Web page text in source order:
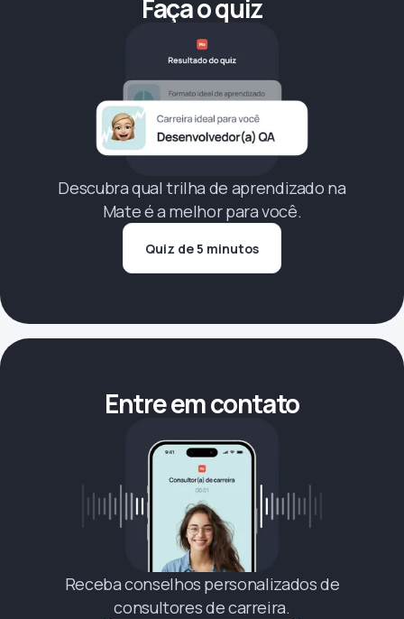
Faça o quiz
Descubra qual trilha de aprendizado na
Mate é a melhor para você.
Quiz de 5 minutos
Entre em contato
Receba conselhos personalizados de
consultores de carreira.